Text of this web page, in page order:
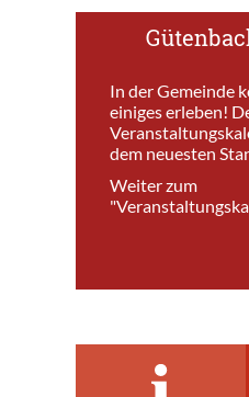
In der Gemeinde
einiges erleben!
dem neuesten
Weiter zum